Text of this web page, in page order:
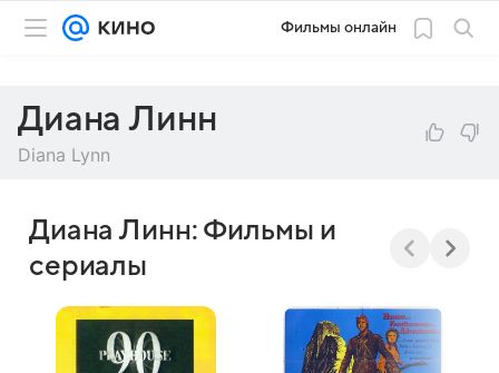
Фильмы онлайн
Диана Линн
Diana Lynn
Диана Линн: Фильмы и
сериалы